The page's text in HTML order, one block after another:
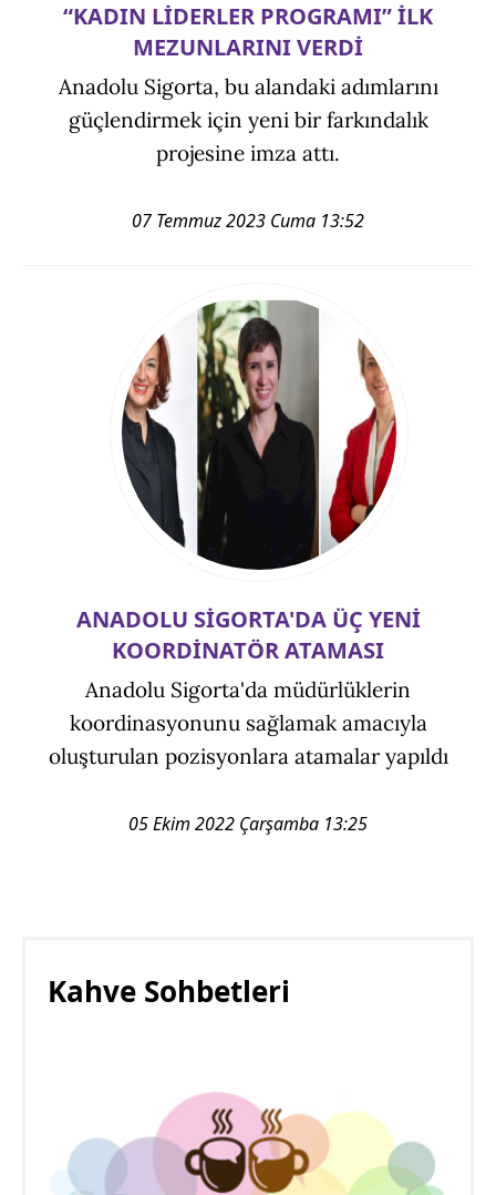
“KADIN LİDERLER PROGRAMI” İLK
MEZUNLARINI VERDİ
Anadolu Sigorta, bu alandaki adımlarını
güçlendirmek için yeni bir farkındalık
projesine imza attı.
07 Temmuz 2023 Cuma 13:52
ANADOLU SİGORTA'DA ÜÇ YENİ
KOORDİNATÖR ATAMASI
Anadolu Sigorta'da müdürlüklerin
koordinasyonunu sağlamak amacıyla
oluşturulan pozisyonlara atamalar yapıldı
05 Ekim 2022 Çarşamba 13:25
Kahve Sohbetleri